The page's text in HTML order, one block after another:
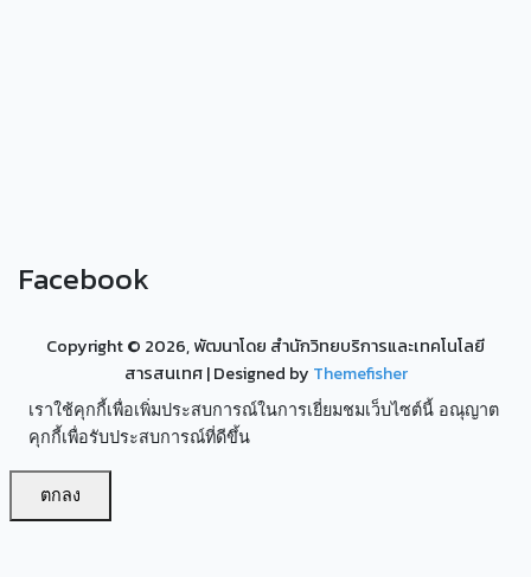
Facebook
Copyright © 2026, พัฒนาโดย สำนักวิทยบริการและเทคโนโลยี
สารสนเทศ| Designed by Themefisher
เราใช้คุกกี้เพื่อเพิ่มประสบการณ์ในการเยี่ยมชมเว็บไซต์นี้ อณุญาต
คุกกี้เพื่อรับประสบการณ์ที่ดีขึ้น
ตกลง